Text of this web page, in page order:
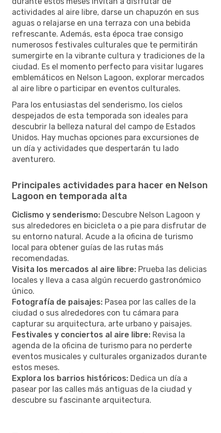
actividades al aire libre, darse un chapuzón en sus
aguas o relajarse en una terraza con una bebida
refrescante. Además, esta época trae consigo
numerosos festivales culturales que te permitirán
sumergirte en la vibrante cultura y tradiciones de la
ciudad. Es el momento perfecto para visitar lugares
emblemáticos en Nelson Lagoon, explorar mercados
al aire libre o participar en eventos culturales.
Para los entusiastas del senderismo, los cielos
despejados de esta temporada son ideales para
descubrir la belleza natural del campo de Estados
Unidos. Hay muchas opciones para excursiones de
un día y actividades que despertarán tu lado
aventurero.
Principales actividades para hacer en Nelson
Lagoon en temporada alta
Ciclismo y senderismo: Descubre Nelson Lagoon y
sus alrededores en bicicleta o a pie para disfrutar de
su entorno natural. Acude a la oficina de turismo
local para obtener guías de las rutas más
recomendadas.
Visita los mercados al aire libre: Prueba las delicias
locales y lleva a casa algún recuerdo gastronómico
único.
Fotografía de paisajes: Pasea por las calles de la
ciudad o sus alrededores con tu cámara para
capturar su arquitectura, arte urbano y paisajes.
Festivales y conciertos al aire libre: Revisa la
agenda de la oficina de turismo para no perderte
eventos musicales y culturales organizados durante
estos meses.
Explora los barrios históricos: Dedica un día a
pasear por las calles más antiguas de la ciudad y
descubre su fascinante arquitectura.